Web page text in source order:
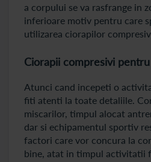
a corpului se va rasfrange in
inferioare motiv pentru care
utilizarea ciorapilor
Ciorapii compresivi
Atunci cand incepeti o
fiti atenti la toate detaliile.
miscarilor, timpul alocat
dar si echipamentul sportiv
factori care vor concura la
bine, atat in timpul activitatii